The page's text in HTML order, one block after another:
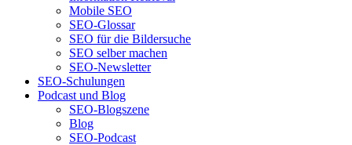
Mobile SEO
SEO-Glossar
SEO für die Bildersuche
SEO selber machen
SEO-Newsletter
SEO-Schulungen
Podcast und Blog
SEO-Blogszene
Blog
SEO-Podcast